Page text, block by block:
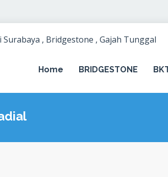
Home BRIDGESTONE